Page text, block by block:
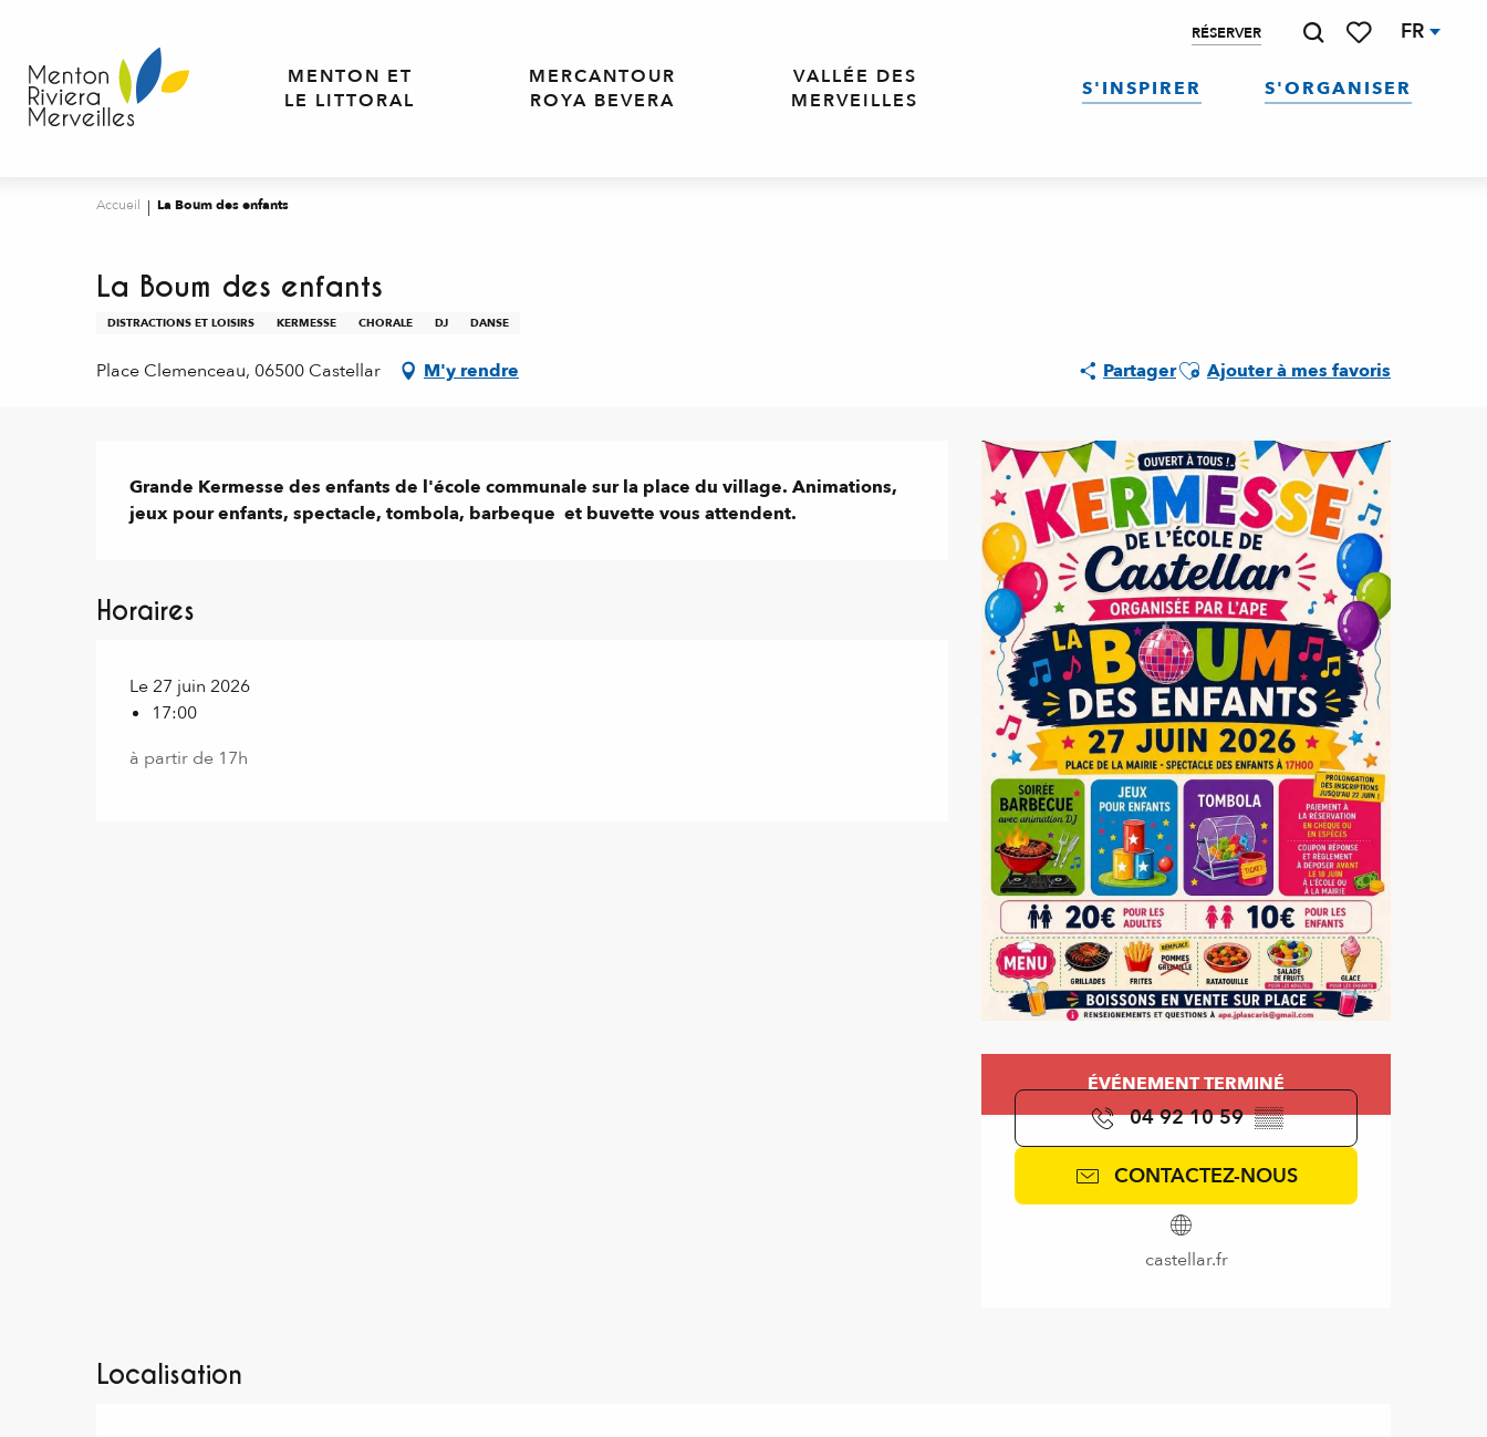
contenu
principal
RÉSERVER FR
MENTON ET
LE LITTORAL
MERCANTOUR
ROYA BEVERA
VALLÉE DES
MERVEILLES
S'INSPIRER S'ORGANISER
Accueil La Boum des enfants
La Boum des enfants
DISTRACTIONS ET LOISIRS KERMESSE CHORALE DJ DANSE
Place Clemenceau, 06500 Castellar M'y rendre PartagerAjouter aux favoris
Ajouter à mes favoris
Ouverture et coordonnées
ÉVÉNEMENT TERMINÉ
04 92 10 59▒▒
CONTACTEZ-NOUS
castellar.fr
Description
Grande Kermesse des enfants de l'école communale sur la place du village. Animations,
jeux pour enfants, spectacle, tombola, barbeque  et buvette vous attendent.
Horaires
Le 27 juin 2026
17:00
à partir de 17h
Localisation